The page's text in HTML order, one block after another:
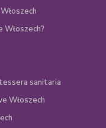
Włoszech?
sanitaria
Włoszech